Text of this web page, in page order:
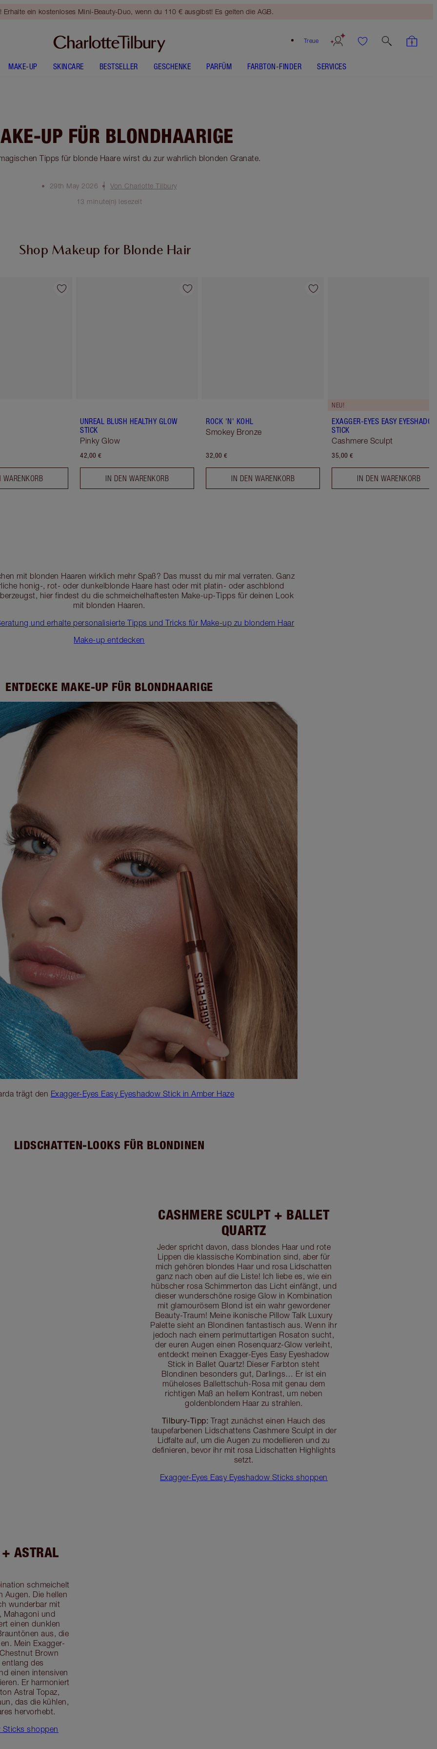
Erhalte ein kostenloses Mini-Beauty-Duo, wenn du 110 € ausgibst! Es gelten die AGB.
Treue
MAKE-UP SKINCARE BESTSELLER GESCHENKE PARFÜM FARBTON-FINDER SERVICES
UP FÜR BLONDHAARIGE
Tipps für blonde Haare wirst du zur wahrlich blonden Granate.
29th May 2026
Von Charlotte Tilbury
13 minute(n) lesezeit
Shop Makeup for Blonde Hair
Artikel 2 von 6
WARENKORB
Artikel 3 von 6
UNREAL BLUSH HEALTHY GLOW
STICK
Pinky Glow
42,00 €
IN DEN WARENKORB
Artikel 4 von 6
ROCK 'N' KOHL
Smokey Bronze
32,00 €
IN DEN WARENKORB
NEU!
EXAGGER-EYES EASY
STICK
Cashmere Sculpt
35,00 €
IN DEN WARENKORB
mit blonden Haaren wirklich mehr Spaß? Das musst du mir mal verraten. Ganz
honig-, rot- oder dunkelblonde Haare hast oder mit platin- oder aschblond
hier findest du die schmeichelhaftesten Make-up-Tipps für deinen Look
mit blonden Haaren.
und erhalte personalisierte Tipps und Tricks für Make-up zu blondem Haar
Make-up entdecken
ENTDECKE MAKE-UP FÜR BLONDHAARIGE
trägt den Exagger-Eyes Easy Eyeshadow Stick in Amber Haze
LIDSCHATTEN-LOOKS FÜR BLONDINEN
CASHMERE SCULPT + BALLET
QUARTZ
Jeder spricht davon, dass blondes Haar und rote
Lippen die klassische Kombination sind, aber für
mich gehören blondes Haar und rosa Lidschatten
ganz nach oben auf die Liste! Ich liebe es, wie ein
hübscher rosa Schimmerton das Licht einfängt, und
dieser wunderschöne rosige Glow in Kombination
mit glamourösem Blond ist ein wahr gewordener
Beauty-Traum! Meine ikonische Pillow Talk Luxury
Palette sieht an Blondinen fantastisch aus. Wenn ihr
jedoch nach einem perlmuttartigen Rosaton sucht,
der euren Augen einen Rosenquarz-Glow verleiht,
entdeckt meinen Exagger-Eyes Easy Eyeshadow
Stick in Ballet Quartz! Dieser Farbton steht
Blondinen besonders gut, Darlings… Er ist ein
müheloses Ballettschuh-Rosa mit genau dem
richtigen Maß an hellem Kontrast, um neben
goldenblondem Haar zu strahlen.
Tilbury-Tipp: Tragt zunächst einen Hauch des
taupefarbenen Lidschattens Cashmere Sculpt in der
Lidfalte auf, um die Augen zu modellieren und zu
definieren, bevor ihr mit rosa Lidschatten Highlights
setzt.
Exagger-Eyes Easy Eyeshadow Sticks shoppen
+ ASTRAL
schmeichelt
Augen. Die hellen
wunderbar mit
Mahagoni und
einen dunklen
aus, die
Mein Exagger-
Brown
des
einen intensiven
Er harmoniert
Astral Topaz,
das die kühlen,
hervorhebt.
Sticks shoppen